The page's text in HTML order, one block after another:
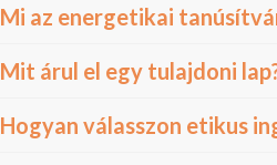
Mi az energetikai
Mit árul el egy tulajdoni
Hogyan válasszon etikus